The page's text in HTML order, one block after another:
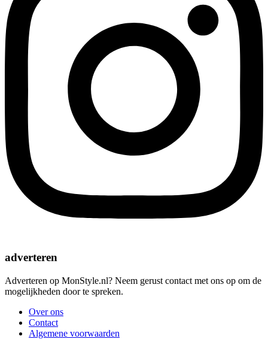
adverteren
Adverteren op MonStyle.nl? Neem gerust contact met ons op om de
mogelijkheden door te spreken.
Over ons
Contact
Algemene voorwaarden